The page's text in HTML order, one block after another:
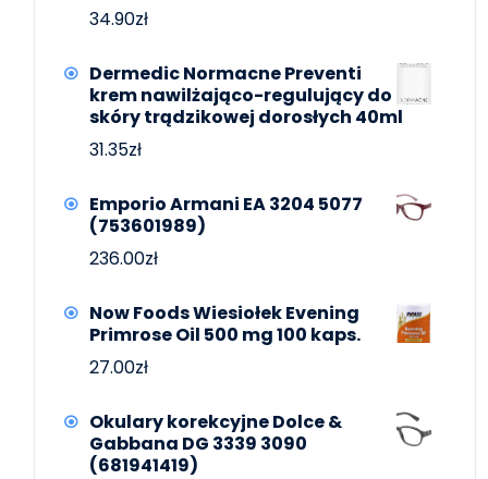
34.90zł
Dermedic Normacne Preventi
krem nawilżająco-regulujący do
skóry trądzikowej dorosłych 40ml
31.35zł
Emporio Armani EA 3204 5077
(753601989)
236.00zł
Now Foods Wiesiołek Evening
Primrose Oil 500 mg 100 kaps.
27.00zł
Okulary korekcyjne Dolce &
Gabbana DG 3339 3090
(681941419)